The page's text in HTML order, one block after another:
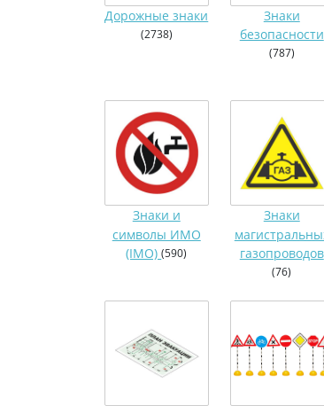
Дорожные знаки
(2738)
Знаки
безопасности
(787)
Знаки и
символы ИМО
(IMO)(590)
Знаки
газопроводов
(76)